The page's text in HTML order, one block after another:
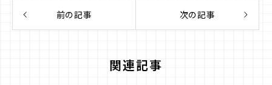
前の記事 次の記事
関連記事